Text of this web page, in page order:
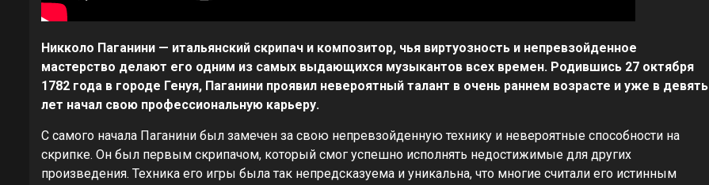
Никколо Паганини — итальянский скрипач и композитор, чья виртуозность и непревзойденное
мастерство делают его одним из самых выдающихся музыкантов всех времен. Родившись 27 октября
1782 года в городе Генуя, Паганини проявил невероятный талант в очень раннем возрасте и уже в девять
лет начал свою профессиональную карьеру.
С самого начала Паганини был замечен за свою непревзойденную технику и невероятные способности на
скрипке. Он был первым скрипачом, который смог успешно исполнять недостижимые для других
произведения. Техника его игры была так непредсказуема и уникальна, что многие считали его истинным